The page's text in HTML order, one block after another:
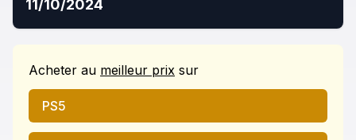
11/10/2024
Acheter au meilleur prix sur
PS5